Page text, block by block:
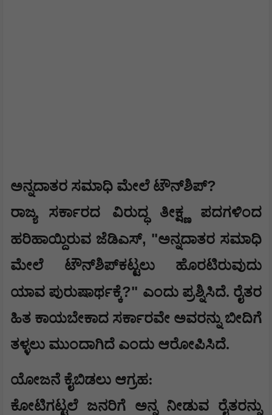
​ಅನ್ನದಾತರ ಸಮಾಧಿ ಮೇಲೆ ಟೌನ್‌ಶಿಪ್?
ರಾಜ್ಯ ಸರ್ಕಾರದ ವಿರುದ್ಧ ತೀಕ್ಷ್ಣ ಪದಗಳಿಂದ
ಹರಿಹಾಯ್ದಿರುವ ಜೆಡಿಎಸ್, "ಅನ್ನದಾತರ ಸಮಾಧಿ
ಮೇಲೆ ಟೌನ್‌ಶಿಪ್‌ಕಟ್ಟಲು ಹೊರಟಿರುವುದು
ಯಾವ ಪುರುಷಾರ್ಥಕ್ಕೆ?" ಎಂದು ಪ್ರಶ್ನಿಸಿದೆ. ರೈತರ
ಹಿತ ಕಾಯಬೇಕಾದ ಸರ್ಕಾರವೇ ಅವರನ್ನು ಬೀದಿಗೆ
ತಳ್ಳಲು ಮುಂದಾಗಿದೆ ಎಂದು ಆರೋಪಿಸಿದೆ.
​ಯೋಜನೆ ಕೈಬಿಡಲು ಆಗ್ರಹ:
ಕೋಟಿಗಟ್ಟಲೆ ಜನರಿಗೆ ಅನ್ನ ನೀಡುವ ರೈತರನ್ನು